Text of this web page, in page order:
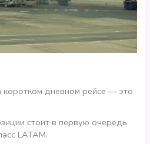
коротком дневном рейсе — это
стоит в первую очередь
LATAM.